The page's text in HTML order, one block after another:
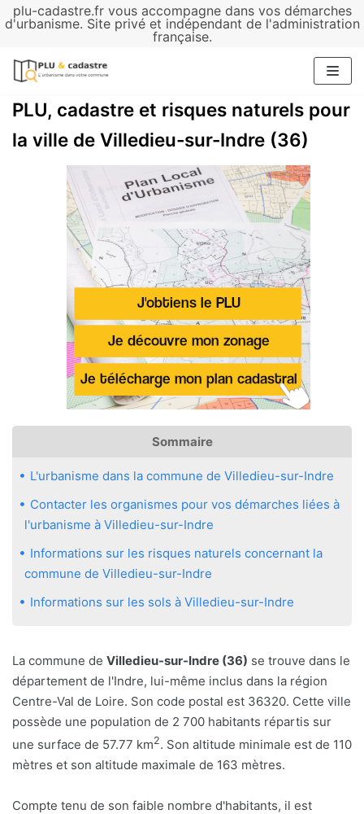
plu-cadastre.fr vous accompagne dans vos démarches
d'urbanisme. Site privé et indépendant de l'administration
française.
Aller
contenu
PLU, cadastre et risques naturels pour
la ville de Villedieu-sur-Indre (36)
Sommaire
L'urbanisme dans la commune de Villedieu-sur-Indre
Contacter les organismes pour vos démarches liées à
l'urbanisme à Villedieu-sur-Indre
Informations sur les risques naturels concernant la
commune de Villedieu-sur-Indre
Informations sur les sols à Villedieu-sur-Indre
La commune de Villedieu-sur-Indre (36) se trouve dans le
département de l'Indre, lui-même inclus dans la région
Centre-Val de Loire. Son code postal est 36320. Cette ville
possède une population de 2 700 habitants répartis sur
une surface de 57.77 km2. Son altitude minimale est de 110
mètres et son altitude maximale de 163 mètres.
Compte tenu de son faible nombre d'habitants, il est